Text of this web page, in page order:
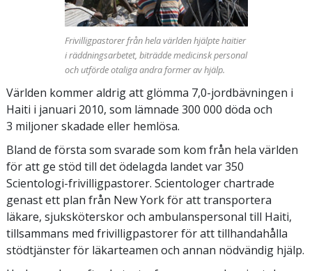
Frivilligpastorer från hela världen hjälpte haitier
i räddningsarbetet, biträdde medicinsk personal
och utförde otaliga andra former av hjälp.
Världen kommer aldrig att glömma 7,0-jordbävningen i
Haiti i januari 2010, som lämnade 300 000 döda och
3 miljoner skadade eller hemlösa.
Bland de första som svarade som kom från hela världen
för att ge stöd till det ödelagda landet var 350
Scientologi-frivilligpastorer. Scientologer chartrade
genast ett plan från New York för att transportera
läkare, sjuksköterskor och ambulanspersonal till Haiti,
tillsammans med frivilligpastorer för att tillhandahålla
stödtjänster för läkarteamen och annan nödvändig hjälp.